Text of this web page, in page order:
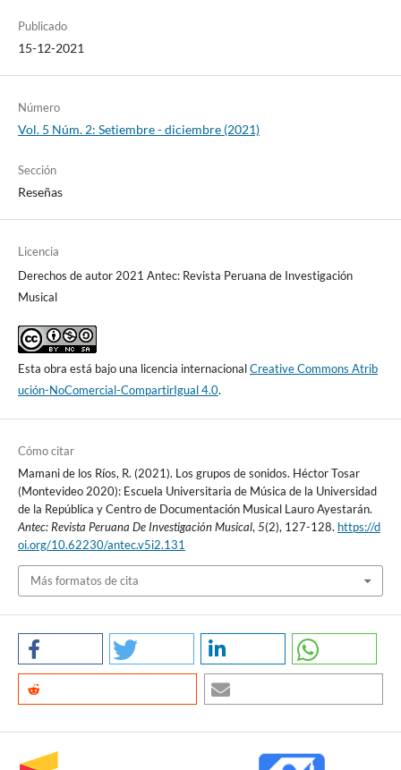
Publicado
15-12-2021
Número
Vol. 5 Núm. 2: Setiembre - diciembre (2021)
Sección
Reseñas
Licencia
Derechos de autor 2021 Antec: Revista Peruana de Investigación
Musical
Esta obra está bajo una licencia internacionalCreative Commons Atrib
ución-NoComercial-CompartirIgual 4.0.
Cómo citar
Mamani de los Ríos, R. (2021). Los grupos de sonidos. Héctor Tosar
(Montevideo 2020): Escuela Universitaria de Música de la Universidad
de la República y Centro de Documentación Musical Lauro Ayestarán.
Antec: Revista Peruana De Investigación Musical, 5(2), 127-128. https://d
oi.org/10.62230/antec.v5i2.131
Más formatos de cita